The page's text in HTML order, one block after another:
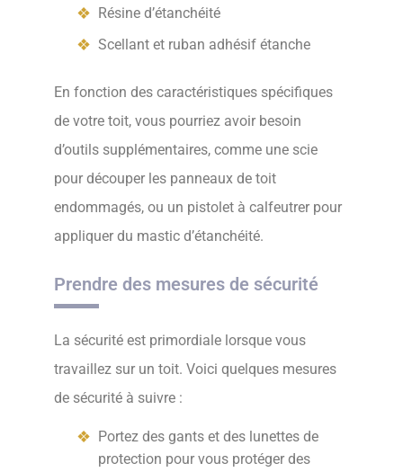
Résine d’étanchéité
Scellant et ruban adhésif étanche
En fonction des caractéristiques spécifiques
de votre toit, vous pourriez avoir besoin
d’outils supplémentaires, comme une scie
pour découper les panneaux de toit
endommagés, ou un pistolet à calfeutrer pour
appliquer du mastic d’étanchéité.
Prendre des mesures de sécurité
La sécurité est primordiale lorsque vous
travaillez sur un toit. Voici quelques mesures
de sécurité à suivre :
Portez des gants et des lunettes de
protection pour vous protéger des